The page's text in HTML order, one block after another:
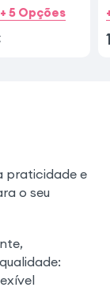
5 Opções
praticidade e
o seu